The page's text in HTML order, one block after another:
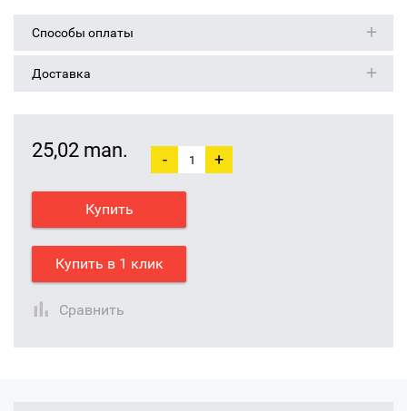
Способы оплаты
Доставка
25,02 man. - +
Купить
Купить в 1 клик
Сравнить